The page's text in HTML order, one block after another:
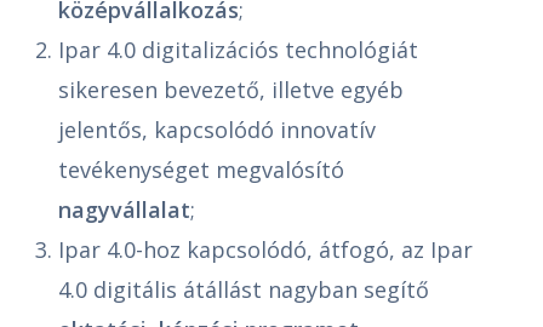
középvállalkozás;
Ipar 4.0 digitalizációs technológiát
sikeresen bevezető, illetve egyéb
jelentős, kapcsolódó innovatív
tevékenységet megvalósító
nagyvállalat;
Ipar 4.0-hoz kapcsolódó, átfogó, az Ipar
4.0 digitális átállást nagyban segítő